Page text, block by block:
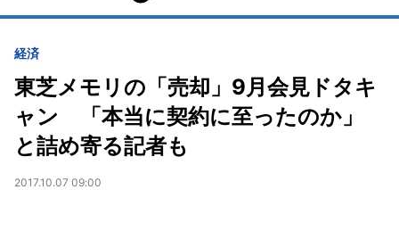
経済
東芝メモリの「売却」9月会見ドタキ
ャン 「本当に契約に至ったのか」
と詰め寄る記者も
2017.10.07 09:00